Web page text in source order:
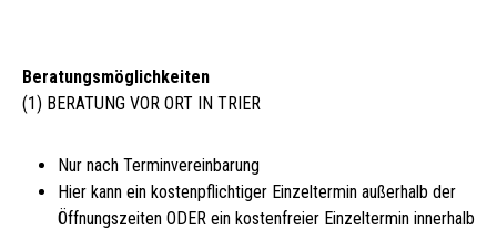
Beratungsmöglichkeiten
(1) BERATUNG VOR ORT IN TRIER
Nur nach Terminvereinbarung
Hier kann ein kostenpflichtiger Einzeltermin außerhalb der
Öffnungszeiten ODER ein kostenfreier Einzeltermin innerhalb